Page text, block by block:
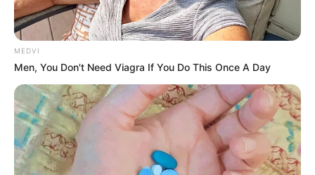
MEDVI
Men, You Don't Need Viagra If You Do This Once A Day